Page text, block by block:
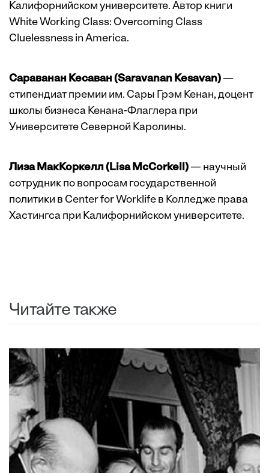
Калифорнийском университете. Автор книги
White Working Class: Overcoming Class
Cluelessness in America.
Сараванан Кесаван (Saravanan Kesavan)—
стипендиат премии им. Сары Грэм Кенан, доцент
школы бизнеса Кенана-Флаглера при
Университете Северной Каролины.
Лиза МакКоркелл (Lisa McCorkell)— научный
сотрудник по вопросам государственной
политики в Center for Worklife в Колледже права
Хастингса при Калифорнийском университете.
Читайте также